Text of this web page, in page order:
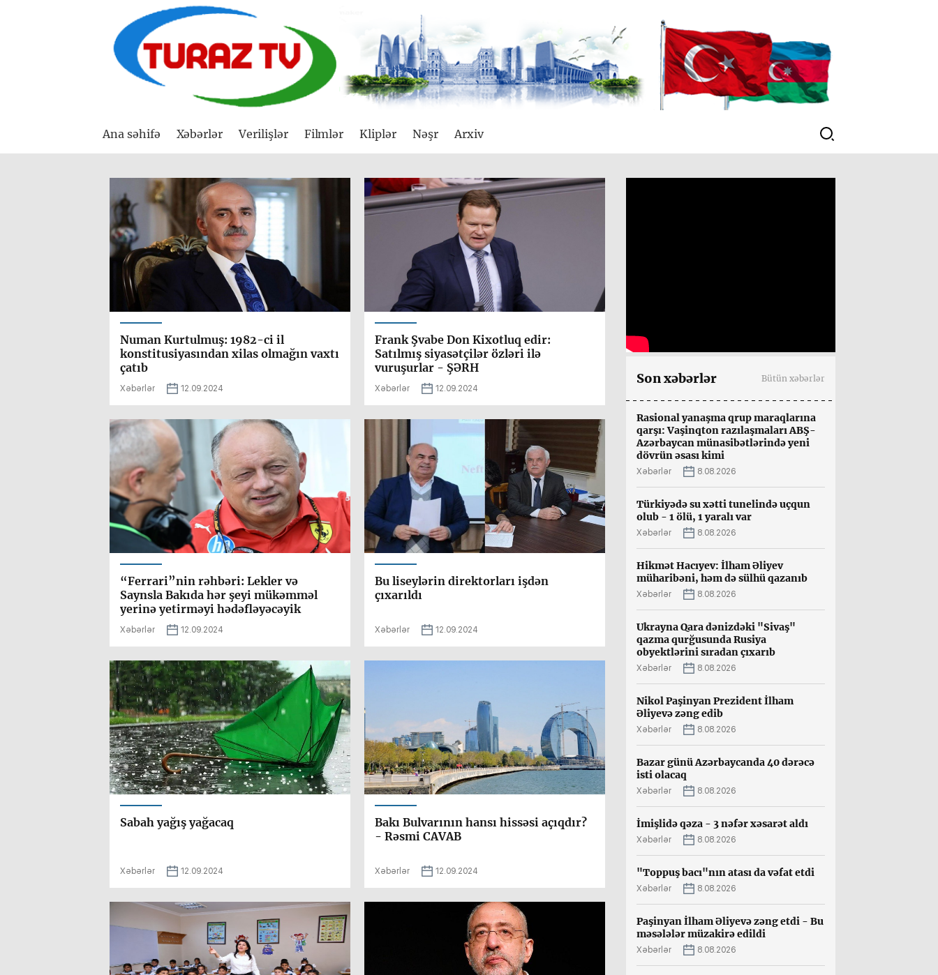
Ana səhifə Xəbərlər Verilişlər Filmlər Kliplər Nəşr Arxiv
Numan Kurtulmuş: 1982-ci il
konstitusiyasından xilas olmağın vaxtı
çatıb
Xəbərlər 12.09.2024
Frank Şvabe Don Kixotluq edir:
Satılmış siyasətçilər özləri ilə
vuruşurlar - ŞƏRH
Xəbərlər 12.09.2024
“Ferrari”nin rəhbəri: Lekler və
Saynsla Bakıda hər şeyi mükəmməl
yerinə yetirməyi hədəfləyəcəyik
Xəbərlər 12.09.2024
Bu liseylərin direktorları işdən
çıxarıldı
Xəbərlər 12.09.2024
Sabah yağış yağacaq
Xəbərlər 12.09.2024
Bakı Bulvarının hansı hissəsi açıqdır?
- Rəsmi CAVAB
Xəbərlər 12.09.2024
Son xəbərlər Bütün xəbərlər
Rasional yanaşma qrup maraqlarına
qarşı: Vaşinqton razılaşmaları ABŞ-
Azərbaycan münasibətlərində yeni
dövrün əsası kimi
Xəbərlər 8.08.2026
Türkiyədə su xətti tunelində uçqun
olub - 1 ölü, 1 yaralı var
Xəbərlər 8.08.2026
Hikmət Hacıyev: İlham Əliyev
müharibəni, həm də sülhü qazanıb
Xəbərlər 8.08.2026
Ukrayna Qara dənizdəki "Sivaş"
qazma qurğusunda Rusiya
obyektlərini sıradan çıxarıb
Xəbərlər 8.08.2026
Nikol Paşinyan Prezident İlham
Əliyevə zəng edib
Xəbərlər 8.08.2026
Bazar günü Azərbaycanda 40 dərəcə
isti olacaq
Xəbərlər 8.08.2026
İmişlidə qəza - 3 nəfər xəsarət aldı
Xəbərlər 8.08.2026
"Toppuş bacı"nın atası da vəfat etdi
Xəbərlər 8.08.2026
Paşinyan İlham Əliyevə zəng etdi - Bu
məsələlər müzakirə edildi
Xəbərlər 8.08.2026